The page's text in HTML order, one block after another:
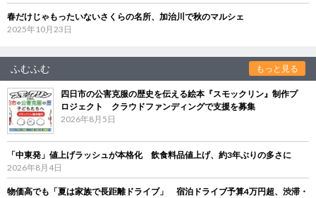
春だけじゃもったいないさくらの名所、加治川で秋のマルシェ
2025年10月23日
ふむふむ もっと見る
四日市の公害克服の歴史を伝える絵本『スモックリン』制作プ
ロジェクト クラウドファンディングで支援を募集
2026年8月5日
「中東発」値上げラッシュが本格化 飲食料品値上げ、約3年ぶりの多さに
2026年8月4日
物価高でも「夏は家族で長距離ドライブ」 宿泊ドライブ予算4万円超、渋滞・